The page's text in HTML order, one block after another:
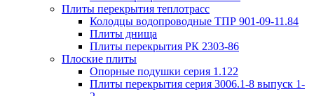
Плиты перекрытия теплотрасс
Колодцы водопроводные ТПР 901-09-11.84
Плиты днища
Плиты перекрытия РК 2303-86
Плоские плиты
Опорные подушки серия 1.122
Плиты перекрытия серия 3006.1-8 выпуск 1-